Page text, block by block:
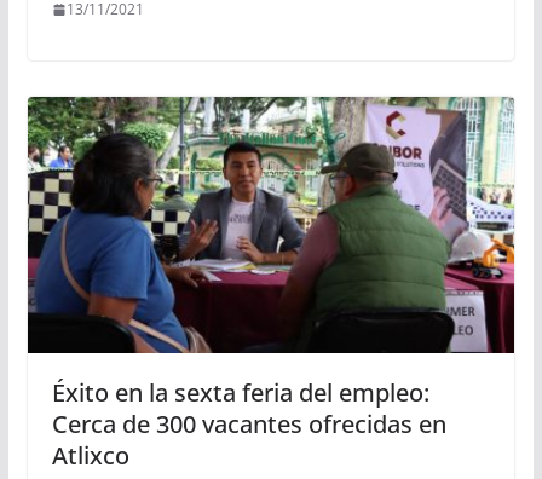
13/11/2021
Éxito en la sexta feria del empleo:
Cerca de 300 vacantes ofrecidas en
Atlixco